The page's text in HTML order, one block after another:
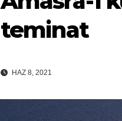
teminat
HAZ 8, 2021